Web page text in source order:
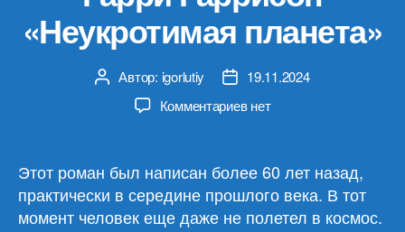
«Неукротимая планета»
Автор
записи
Автор: igorlutiy
Дата19.11.2024
Комментариевк
Гаррисон
«Неукротимая
планета»
нет
Этот роман был написан более 60 лет назад,
практически в середине прошлого века. В тот
момент человек еще даже не полетел в космос.